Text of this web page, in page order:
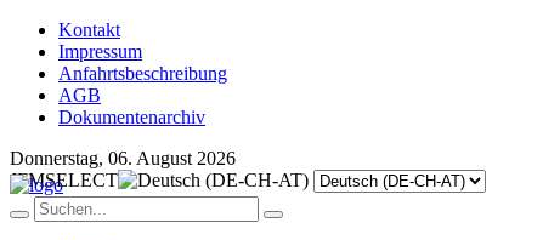
Kontakt
Impressum
Anfahrtsbeschreibung
AGB
Dokumentenarchiv
Donnerstag, 06. August 2026
JFMSELECT